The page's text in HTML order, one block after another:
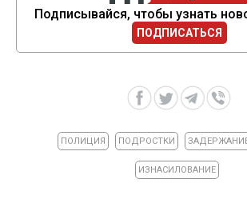
Подписывайся, чтобы узнать
ПОДПИСАТЬСЯ
ПОЛИЦИЯ ПОДРОСТКИ
ИЗНАСИЛОВАНИЕ